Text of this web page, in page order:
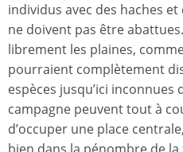
individus avec des haches
ne doivent pas être
librement les plaines,
pourraient complètement
espèces jusqu’ici
campagne peuvent tout à
d’occuper une place